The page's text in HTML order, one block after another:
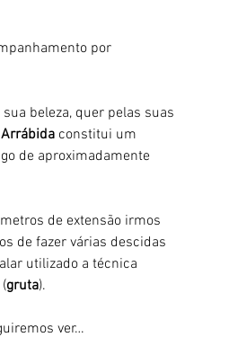
por
beleza, quer pelas suas
constitui um
de aproximadamente
de extensão irmos
de fazer várias descidas
utilizado a técnica
gruta).
ver…